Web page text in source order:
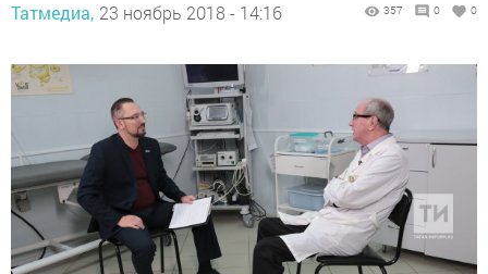
Татмедиа, 23 ноябрь 2018 - 14:16 357 0 0